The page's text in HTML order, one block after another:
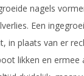
nagels
Een
in plaats van er
likken en ermee